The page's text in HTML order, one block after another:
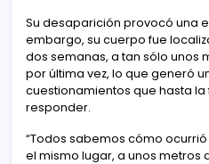
Su desaparición provocó una
embargo, su cuerpo fue
dos semanas, a tan sólo unos
por última vez, lo que generó
cuestionamientos que hasta la
responder.
“Todos sabemos cómo
el mismo lugar, a unos